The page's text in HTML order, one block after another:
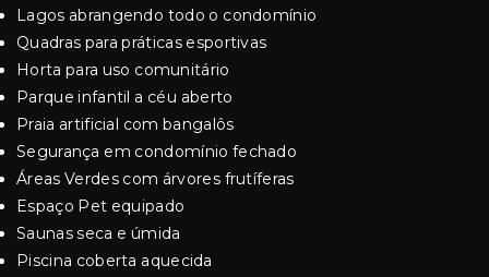
Lagos abrangendo todo o condomínio
Quadras para práticas esportivas
Horta para uso comunitário
Parque infantil a céu aberto
Praia artificial com bangalôs
Segurança em condomínio fechado
Áreas Verdes com árvores frutíferas
Espaço Pet equipado
Saunas seca e úmida
Piscina coberta aquecida